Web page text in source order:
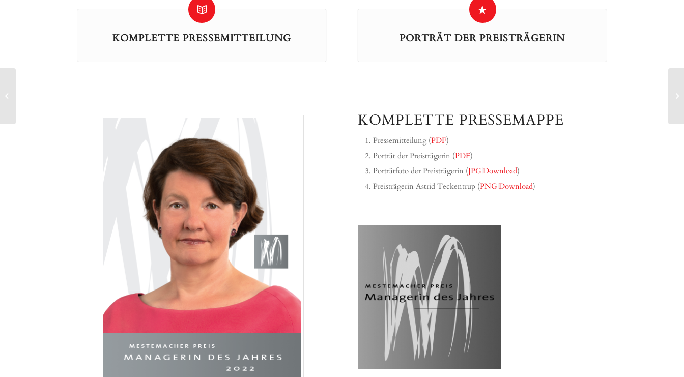
KOMPLETTE PRESSEMITTEILUNG PORTRÄT DER PREISTRÄGERIN
KOMPLETTE PRESSEMAPPE
Pressemitteilung (PDF)
Porträt der Preisträgerin (PDF)
Porträtfoto der Preisträgerin (JPG|Download)
Preisträgerin Astrid Teckentrup (PNG|Download)